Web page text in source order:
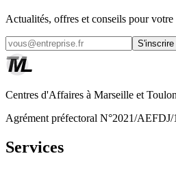
Actualités, offres et conseils pour
S'inscrire
Centres d'Affaires à Marseille et
Agrément préfectoral N°2021/AEFDJ/
Services